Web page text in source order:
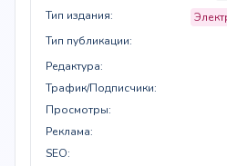
Тип издания:
Тип публикации:
Редактура:
Трафик/Подписчики:
Просмотры:
Реклама:
SEO: